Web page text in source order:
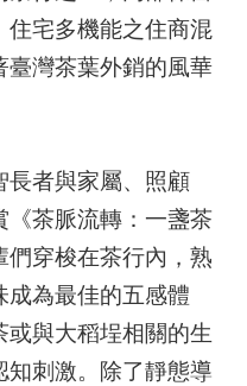
住宅多機能之住商混
臺灣茶葉外銷的風華
長者與家屬、照顧
《茶脈流轉：一盞茶
們穿梭在茶行內，熟
成為最佳的五感體
與大稻埕相關的生
刺激。除了靜態導